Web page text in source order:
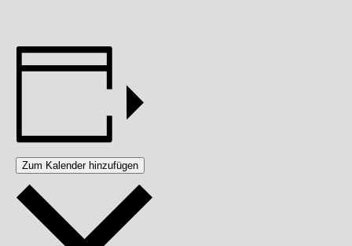
Zum Kalender hinzufügen